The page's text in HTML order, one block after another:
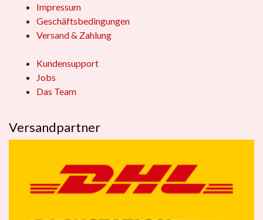
Impressum
Geschäftsbedingungen
Versand & Zahlung
Kundensupport
Jobs
Das Team
Versandpartner